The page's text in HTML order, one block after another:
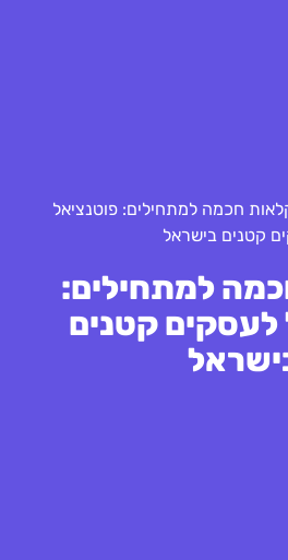
חכמה למתחילים: פוטנציאל
קטנים בישראל
למתחילים:
לעסקים קטנים